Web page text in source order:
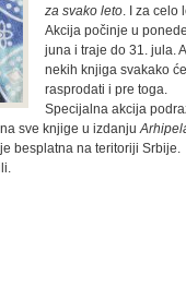
za svako leto. I za celo
Akcija počinje u
juna i traje do 31. jula.
nekih knjiga svakako
rasprodati i pre toga.
Specijalna akcija
sve knjige u izdanju
besplatna na teritoriji Srbije.